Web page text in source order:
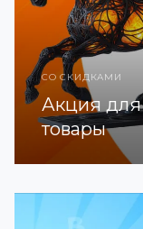
СО СКИДКАМИ
Акция для
товары